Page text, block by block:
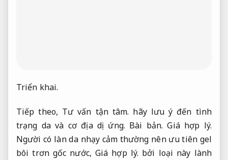
Triển khai.
Tiếp theo, Tư vấn tận tâm. hãy lưu ý đến tình
trạng da và cơ địa dị ứng. Bài bản. Giá hợp lý.
Người có làn da nhạy cảm thường nên ưu tiên gel
bôi trơn gốc nước, Giá hợp lý. bởi loại này lành